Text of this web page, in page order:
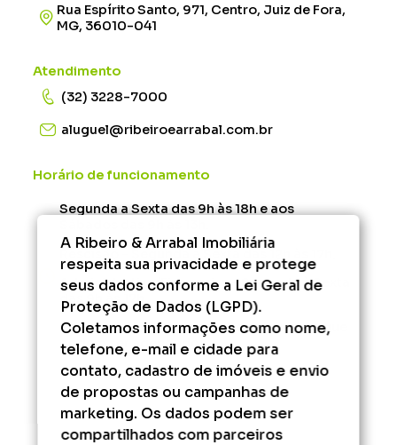
Rua Espírito Santo, 971, Centro, Juiz de Fora,
MG, 36010-041
Atendimento
(32) 3228-7000
aluguel@ribeiroearrabal.com.br
Horário de funcionamento
Segunda a Sexta das 9h às 18h e aos
Administrativo/Financeiro - Segunda à Sexta
das 9h às 17h.
Fora desse horário, consulte os serviços que
podem ser agendados.
A Ribeiro & Arrabal Imobiliária
respeita sua privacidade e protege
seus dados conforme a Lei Geral de
Proteção de Dados (LGPD).
Coletamos informações como nome,
telefone, e-mail e cidade para
contato, cadastro de imóveis e envio
de propostas ou campanhas de
marketing. Os dados podem ser
compartilhados com parceiros